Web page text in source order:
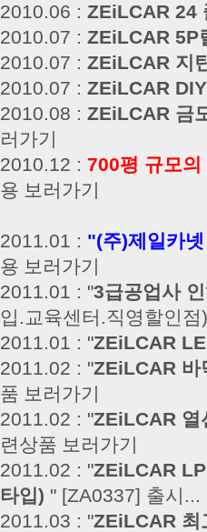
2010.06 : ZEiLCAR 24
2010.07 : ZEiLCAR 5P
2010.07 : ZEiLCAR 지
2010.07 : ZEiLCAR
2010.08 : ZEiLCAR 금
러가기
2010.12 : 700평 규모
용 보러가기
2011.01 : "(주)제일카
용 보러가기
2011.01 : "3급공업사
입.교육센터.직영할인
2011.01 : "ZEiLCAR
2011.02 : "ZEiLCAR 바
품 보러가기
2011.02 : "ZEiLCAR 열
련상품 보러가기
2011.02 : "ZEiLCAR
타입) " [ZA0337] 출시...
2011.03 : "ZEiLCAR 최